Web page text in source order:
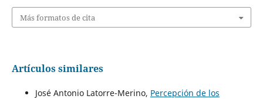
Más formatos de cita
Artículos similares
José Antonio Latorre-Merino, Percepción de los